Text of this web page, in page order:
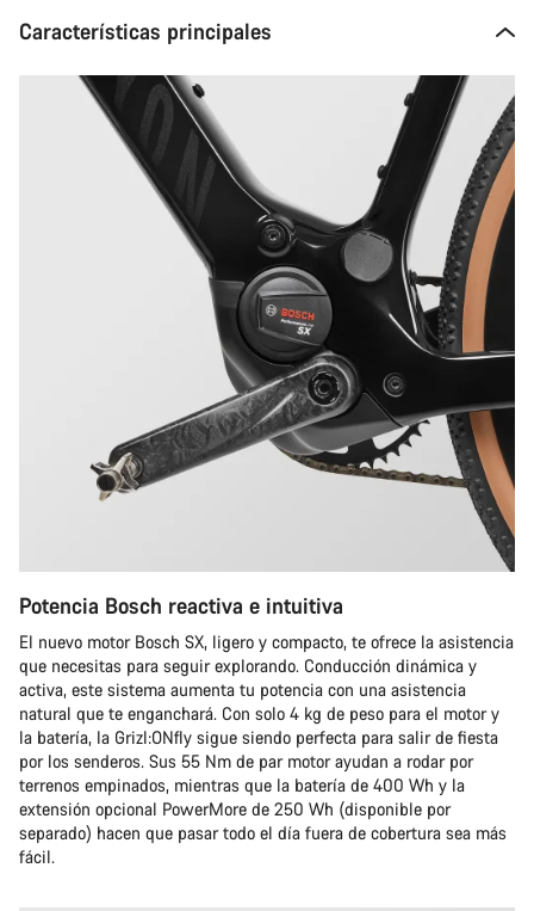
Características principales
Potencia Bosch reactiva e intuitiva
El nuevo motor Bosch SX, ligero y compacto, te ofrece la asistencia
que necesitas para seguir explorando. Conducción dinámica y
activa, este sistema aumenta tu potencia con una asistencia
natural que te enganchará. Con solo 4 kg de peso para el motor y
la batería, la Grizl:ONfly sigue siendo perfecta para salir de fiesta
por los senderos. Sus 55 Nm de par motor ayudan a rodar por
terrenos empinados, mientras que la batería de 400 Wh y la
extensión opcional PowerMore de 250 Wh (disponible por
separado) hacen que pasar todo el día fuera de cobertura sea más
fácil.